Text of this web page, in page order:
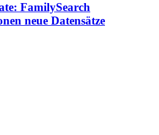
FamilySearch
neue Datensätze